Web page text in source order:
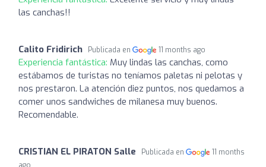
las canchas!!
Calito Fridirich Publicada en 11 months ago
Experiencia fantástica: Muy lindas las canchas, como
estábamos de turistas no teníamos paletas ni pelotas y
nos prestaron. La atención diez puntos, nos quedamos a
comer unos sandwiches de milanesa muy buenos.
Recomendable.
CRISTIAN EL PIRATON Salle Publicada en
11 months
ago